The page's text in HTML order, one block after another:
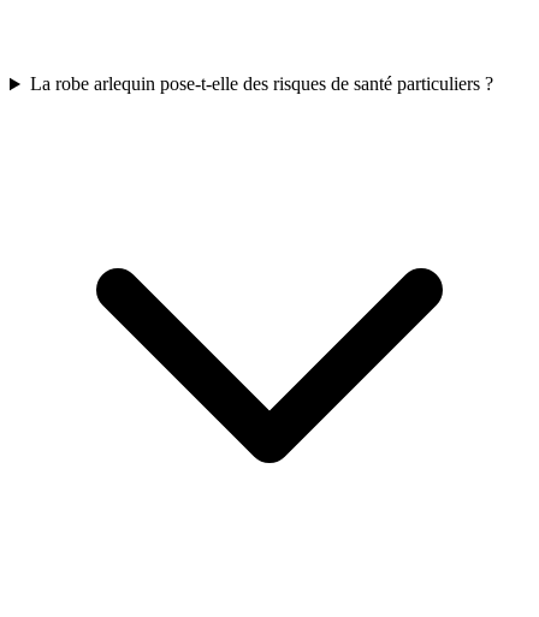
La robe arlequin pose-t-elle des risques de santé particuliers ?